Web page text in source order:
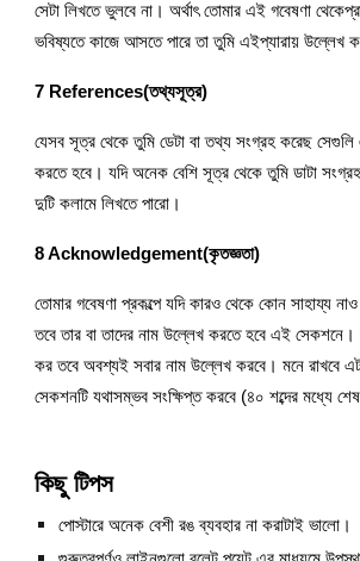
সেটা লিখতে ভুলবে না। অর্থাৎ তোমার এই গবেষণা
ভবিষ্যতে কাজে আসতে পারে তা তুমি এইপ্যারায় উল্লেখ
7 References(তথ্যসূত্র)
যেসব সূত্র থেকে তুমি ডেটা বা তথ্য সংগ্রহ করেছ
করতে হবে। যদি অনেক বেশি সূত্র থেকে তুমি ডাটা
দুটি কলামে লিখতে পারো।
8 Acknowledgement(কৃতজ্ঞতা)
তোমার গবেষণা প্রকল্পে যদি কারও থেকে কোন সাহায্য নাও
তবে তার বা তাদের নাম উল্লেখ করতে হবে এই সেকশনে।
কর তবে অবশ্যই সবার নাম উল্লেখ করবে। মনে রাখবে
সেকশনটি যথাসম্ভব সংক্ষিপ্ত করবে (৪০ শব্দের মধ্যে
কিছু টিপস
পোস্টারে অনেক বেশী রঙ ব্যবহার না করাটাই ভালো।